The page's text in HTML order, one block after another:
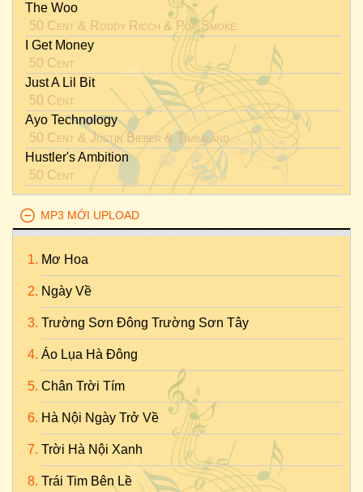
The Woo
50 Cent & Roddy Ricch & Pop Smoke
I Get Money
50 Cent
Just A Lil Bit
50 Cent
Ayo Technology
50 Cent & Justin Bieber & Timbaland
Hustler's Ambition
50 Cent
MP3 MỚI UPLOAD
Mơ Hoa
Ngày Về
Trường Sơn Đông Trường Sơn Tây
Áo Lụa Hà Đông
Chân Trời Tím
Hà Nội Ngày Trở Về
Trời Hà Nội Xanh
Trái Tim Bên Lề